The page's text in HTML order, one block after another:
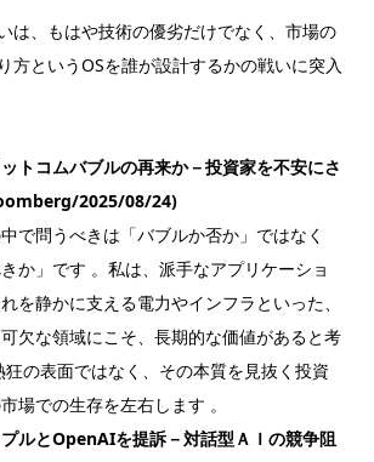
は、もはや技術の優劣だけでなく、市場の
方というOSを誰が設計するかの戦いに突入
トコムバブルの再来か－投資家を不安にさ
2025/08/24)
で問うべきは「バブルか否か」ではなく
きか」です 。私は、派手なアプリケーショ
を静かに支える電力やインフラといった、
欠な領域にこそ、長期的な価値があると考
狂の表面ではなく、その本質を見抜く投資
場での生存を左右します 。
ルとOpenAIを提訴－対話型ＡＩの競争阻